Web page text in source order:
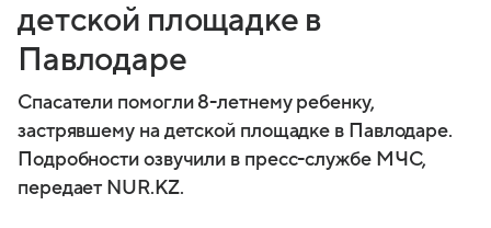
детской площадке в
Павлодаре
Спасатели помогли 8-летнему ребенку,
застрявшему на детской площадке в Павлодаре.
Подробности озвучили в пресс-службе МЧС,
передает NUR.KZ.